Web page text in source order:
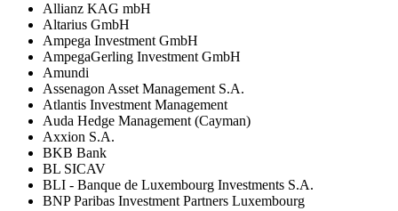
Allianz KAG mbH
Altarius GmbH
Ampega Investment GmbH
AmpegaGerling Investment GmbH
Amundi
Assenagon Asset Management S.A.
Atlantis Investment Management
Auda Hedge Management (Cayman)
Axxion S.A.
BKB Bank
BL SICAV
BLI - Banque de Luxembourg Investments S.A.
BNP Paribas Investment Partners Luxembourg